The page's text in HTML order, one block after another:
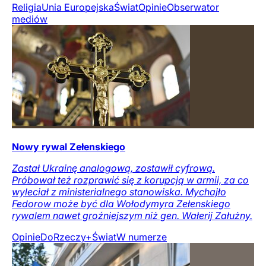
ReligiaUnia EuropejskaŚwiatOpinieObserwator
mediów
Nowy rywal Zełenskiego
Zastał Ukrainę analogową, zostawił cyfrową.
Próbował też rozprawić się z korupcją w armii, za co
wyleciał z ministerialnego stanowiska. Mychajło
Fedorow może być dla Wołodymyra Zełenskiego
rywalem nawet groźniejszym niż gen. Wałerij Załużny.
OpinieDoRzeczy+ŚwiatW numerze